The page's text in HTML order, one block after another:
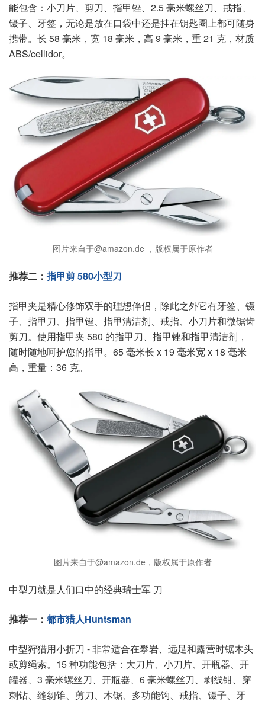
能包含：小刀片、剪刀、指甲锉、2.5 毫米螺丝刀、戒指、
镊子、牙签，无论是放在口袋中还是挂在钥匙圈上都可随身
携带。长 58 毫米，宽 18 毫米，高 9 毫米，重 21 克，材质
ABS/cellidor。
图片来自于@amazon.de ，版权属于原作者
推荐二： 指甲剪 580小型刀
指甲夹是精心修饰双手的理想伴侣，除此之外它有牙签、镊
子、指甲刀、指甲锉、指甲清洁剂、戒指、小刀片和微锯齿
剪刀。使用指甲夹 580 的指甲刀、指甲锉和指甲清洁剂，
随时随地呵护您的指甲。65 毫米长 x 19 毫米宽 x 18 毫米
高，重量：36 克。
图片来自于@amazon.de，版权属于原作者
中型刀就是人们口中的经典瑞士军 刀
推荐一： 都市猎人Huntsman
中型狩猎用小折刀 - 非常适合在攀岩、远足和露营时锯木头
或剪绳索。15 种功能包括：大刀片、小刀片、开瓶器、开
罐器、3 毫米螺丝刀、开瓶器、6 毫米螺丝刀、剥线钳、穿
刺钻、缝纫锥、剪刀、木锯、多功能钩、戒指、镊子、牙